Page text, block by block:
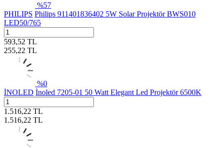
%57
PHILIPS Philips 911401836402 5W Solar Projektör BWS010
LED50/765
593,52 TL
255,22 TL
%0
İNOLED İnoled 7205-01 50 Watt Elegant Led Projektör 6500K
1.516,22 TL
1.516,22 TL